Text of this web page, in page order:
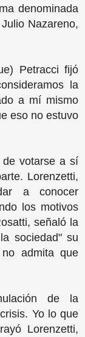
denominada
Nazareno,
Petracci fijó
la
a mí mismo
eso no estuvo
votarse a sí
Lorenzetti,
a conocer
los motivos
señaló la
sociedad" su
admita que
de la
Yo lo que
Lorenzetti,